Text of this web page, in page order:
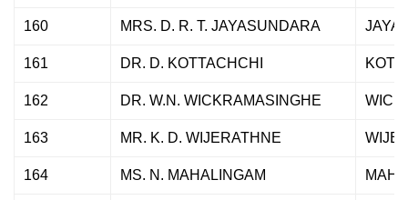
160 MRS. D. R. T. JAYASUNDARA
161 DR. D. KOTTACHCHI
162 DR. W.N. WICKRAMASINGHE
163 MR. K. D. WIJERATHNE
164 MS. N. MAHALINGAM